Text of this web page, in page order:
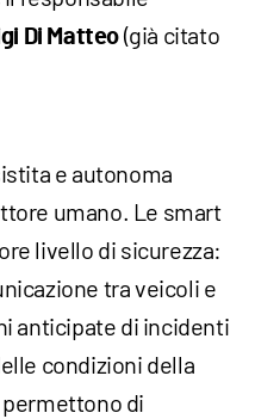
Di Matteo (già citato
e autonoma
umano. Le smart
livello di sicurezza:
tra veicoli e
anticipate di incidenti
condizioni della
di